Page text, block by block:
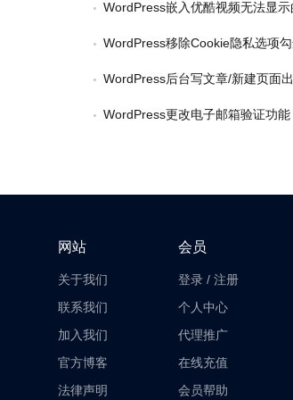
WordPress嵌入优酷视频无法显
WordPress移除Cookie隐私选项
WordPress后台写文章/新建页面
WordPress更改电子邮箱验证功能
网站
关于我们
联系我们
加入我们
官方博客
法律声明
会员
登录 /注册
个人中心
代理推广
在线充值
会员帮助